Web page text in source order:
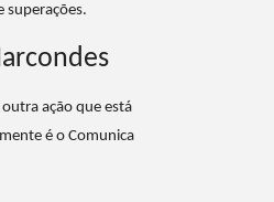
superações.
ação que está
é o Comunica